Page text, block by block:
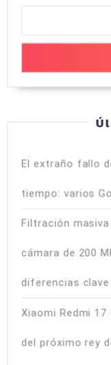
El extraño fallo
tiempo: varios
Filtración masiva
cámara de 200
diferencias
Xiaomi Redmi
del próximo rey